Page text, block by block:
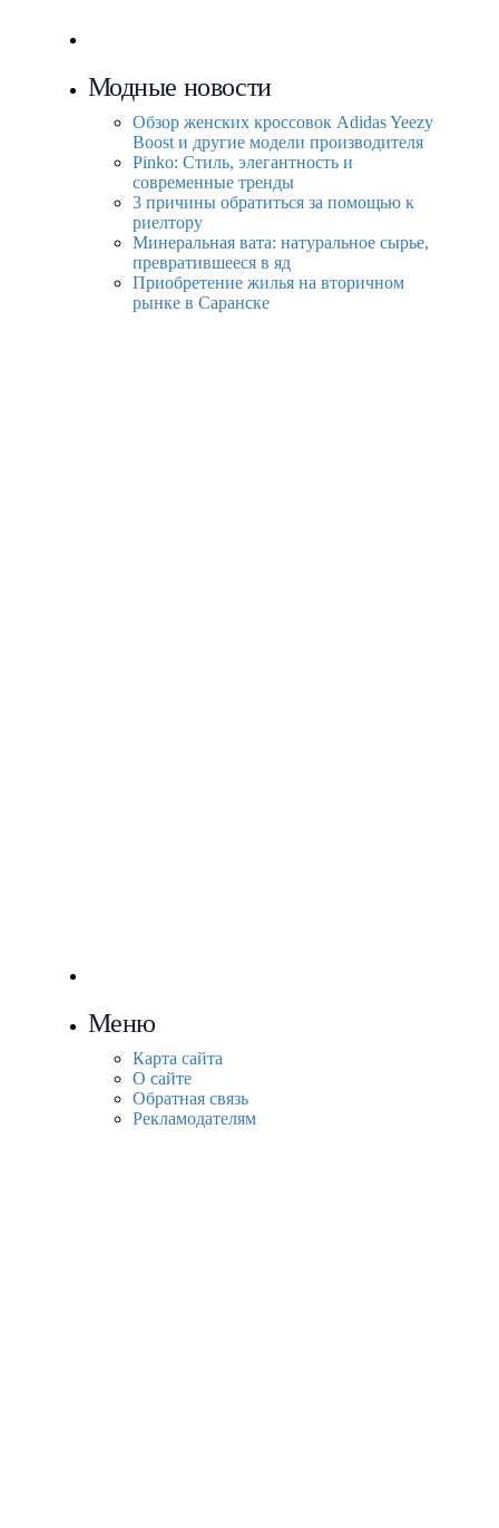
Модные новости
Обзор женских кроссовок Adidas Yeezy
Boost и другие модели производителя
Pinko: Стиль, элегантность и
современные тренды
3 причины обратиться за помощью к
риелтору
Минеральная вата: натуральное сырье,
превратившееся в яд
Приобретение жилья на вторичном
рынке в Саранске
Меню
Карта сайта
О сайте
Обратная связь
Рекламодателям